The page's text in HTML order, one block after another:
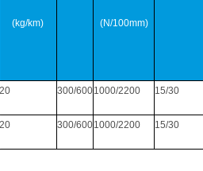
(kg/km) (N/100mm)
20 300/6001000/2200 15/30
20 300/6001000/2200 15/30